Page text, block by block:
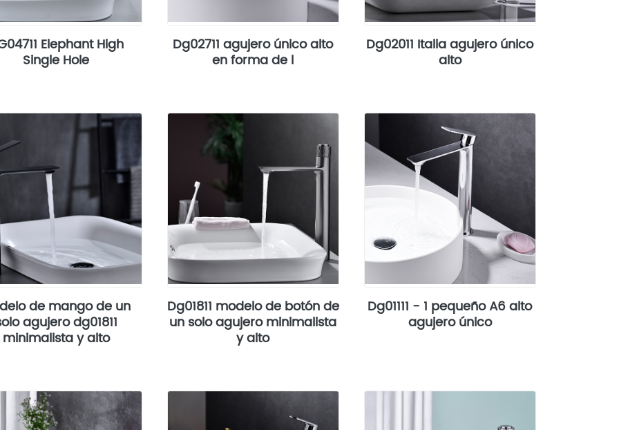
Elephant High
Single Hole
Dg02711 agujero único alto
en forma de l
Dg02011 Italia agujero único
alto
de mango de un
agujero dg01811
minimalista y alto
Dg01811 modelo de botón de
un solo agujero minimalista
y alto
Dg01111 - 1 pequeño A6 alto
agujero único